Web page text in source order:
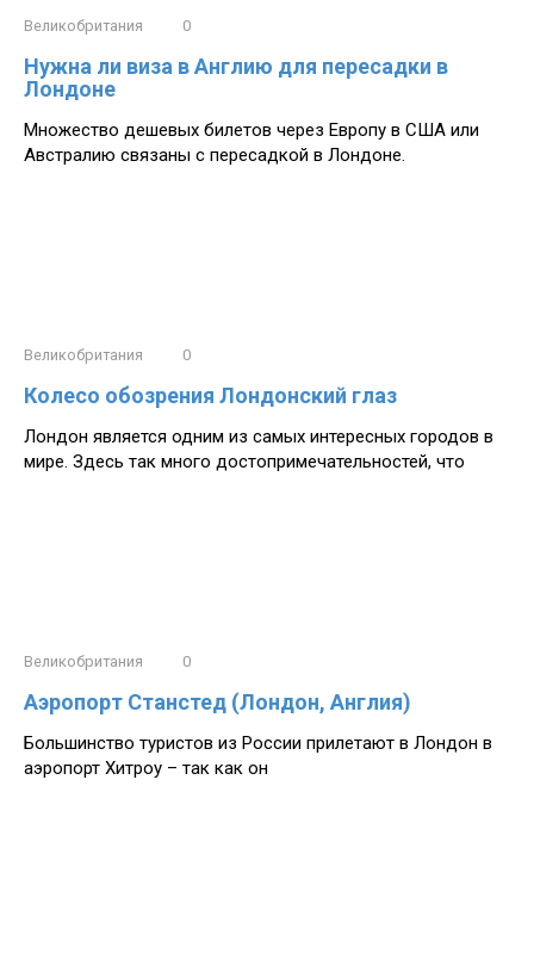
Великобритания 0
Нужна ли виза в Англию для пересадки в
Лондоне
Множество дешевых билетов через Европу в США или
Австралию связаны с пересадкой в Лондоне.
Великобритания 0
Колесо обозрения Лондонский глаз
Лондон является одним из самых интересных городов в
мире. Здесь так много достопримечательностей, что
Великобритания 0
Аэропорт Станстед (Лондон, Англия)
Большинство туристов из России прилетают в Лондон в
аэропорт Хитроу – так как он